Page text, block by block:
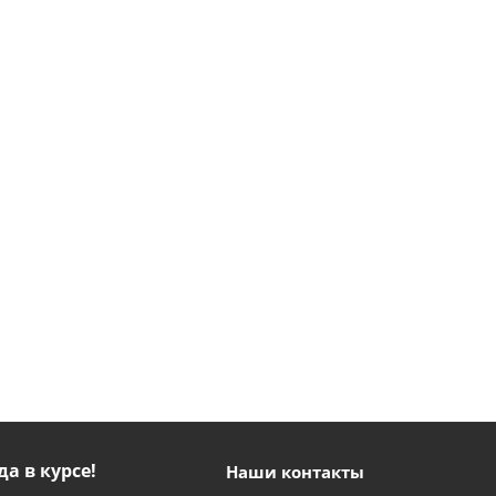
в курсе! Наши контакты